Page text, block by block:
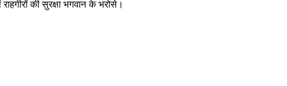
की सुरक्षा भगवान के भरोसे।